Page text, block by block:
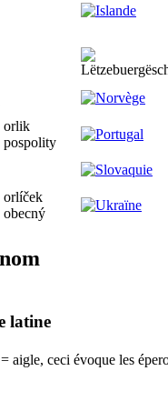
orlik
pospolity
orlíček
obecný
latine
= aigle, ceci évoque les